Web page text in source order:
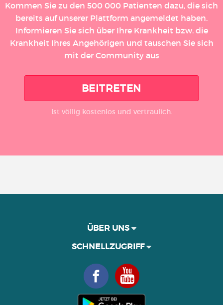
Kommen Sie zu den 500 000 Patienten dazu, die sich
bereits auf unserer Plattform angemeldet haben.
Informieren Sie sich über Ihre Krankheit bzw. die
Krankheit Ihres Angehörigen und tauschen Sie sich
mit der Community aus
BEITRETEN
Ist völlig kostenlos und vertraulich.
ÜBER UNS
SCHNELLZUGRIFF